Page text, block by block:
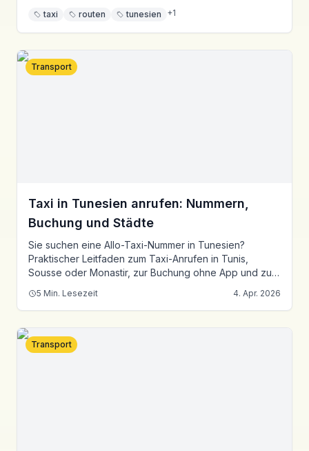
taxi
routen tunesien +1
Transport
Taxi in Tunesien anrufen: Nummern,
Buchung und Städte
Sie suchen eine Allo-Taxi-Nummer in Tunesien?
Praktischer Leitfaden zum Taxi-Anrufen in Tunis,
Sousse oder Monastir, zur Buchung ohne App und zu
5 Min. Lesezeit 4. Apr. 2026
Transport